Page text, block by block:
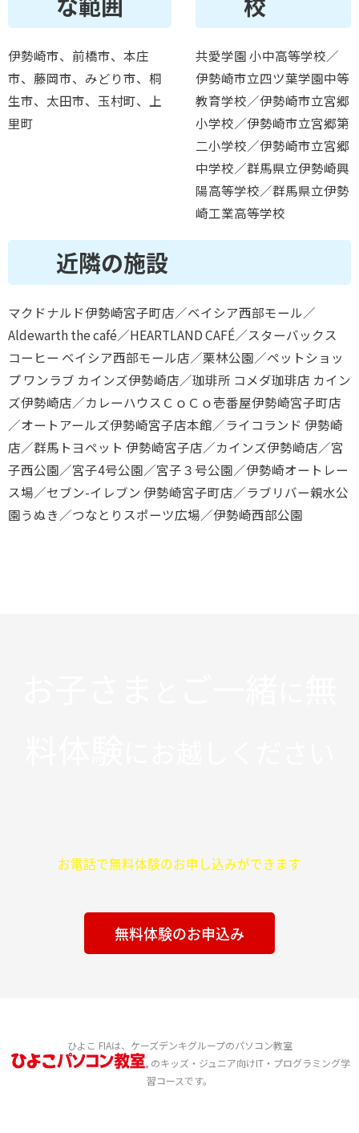
伊勢崎市、前橋市、本庄
市、藤岡市、みどり市、桐
生市、太田市、玉村町、上
里町
共愛学園 小中高等学校／
伊勢崎市立四ツ葉学園中等
教育学校／伊勢崎市立宮郷
小学校／伊勢崎市立宮郷第
二小学校／伊勢崎市立宮郷
中学校／群馬県立伊勢崎興
陽高等学校／群馬県立伊勢
崎工業高等学校
近隣の施設
マクドナルド伊勢崎宮子町店／ベイシア西部モール／
Aldewarth the café／HEARTLAND CAFÉ／スターバックス
コーヒー ベイシア西部モール店／栗林公園／ペットショッ
プ ワンラブ カインズ伊勢崎店／珈琲所 コメダ珈琲店 カイン
ズ伊勢崎店／カレーハウスＣｏＣｏ壱番屋伊勢崎宮子町店
／オートアールズ伊勢崎宮子店本館／ライコランド 伊勢崎
店／群馬トヨペット 伊勢崎宮子店／カインズ伊勢崎店／宮
子西公園／宮子4号公園／宮子３号公園／伊勢崎オートレー
ス場／セブン-イレブン 伊勢崎宮子町店／ラブリバー親水公
園うぬき／つなとりスポーツ広場／伊勢崎西部公園
お電話で無料体験のお申し込みができます
無料体験のお申込み
ひよこ FIAは、ケーズデンキグループのパソコン教室
のキッズ・ジュニア向けIT・プログラミング学
習コースです。